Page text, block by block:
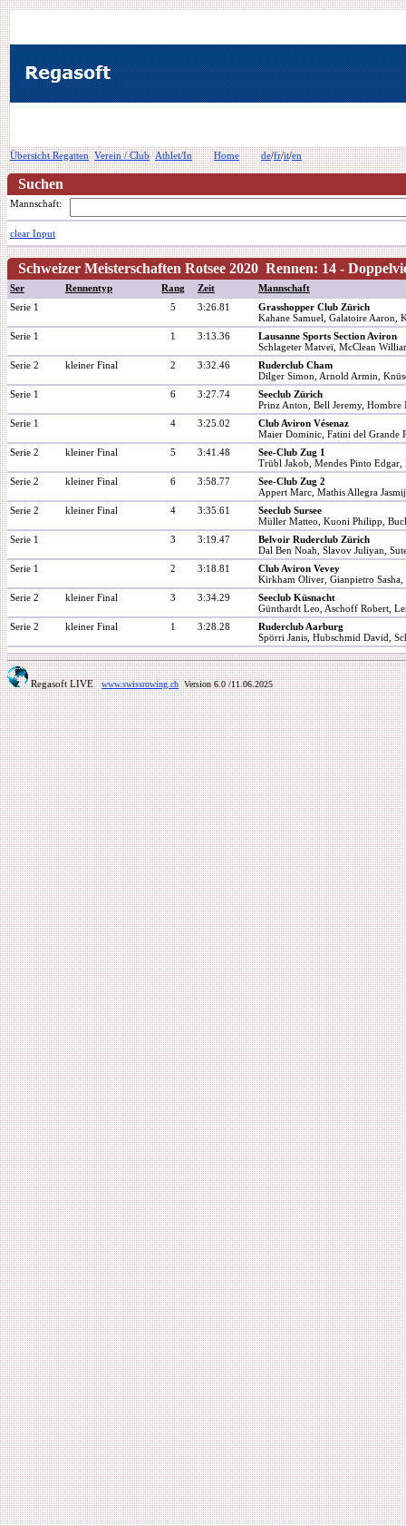
Übersicht Regatten Verein / Club Athlet/In Home de/fr/it/en
Suchen
Mannschaft:
clear Input
Schweizer Meisterschaften Rotsee 2020 Rennen: 14 -
Ser Rennentyp Rang Zeit
Mannschaft
Serie 1
5 3:26.81
Grasshopper Club Zürich
Kahane Samuel, Galatoire
Serie 1
1 3:13.36
Lausanne Sports Section Aviron
Schlageter Matveï, McClean
Serie 2
kleiner Final 2 3:32.46
Ruderclub Cham
Dilger Simon, Arnold Armin,
Serie 1
6 3:27.74
Seeclub Zürich
Prinz Anton, Bell Jeremy,
Serie 1
4 3:25.02
Club Aviron Vésenaz
Maier Dominic, Fatini del Grande
Serie 2
kleiner Final 5 3:41.48
See-Club Zug 1
Trübl Jakob, Mendes Pinto
Serie 2
kleiner Final 6 3:58.77
See-Club Zug 2
Appert Marc, Mathis Allegra
Serie 2
kleiner Final 4 3:35.61
Seeclub Sursee
Müller Matteo, Kuoni Philipp,
Serie 1
3 3:19.47
Belvoir Ruderclub Zürich
Dal Ben Noah, Slavov Juliyan,
Serie 1
2 3:18.81
Club Aviron Vevey
Kirkham Oliver, Gianpietro
Serie 2
kleiner Final 3 3:34.29
Seeclub Küsnacht
Günthardt Leo, Aschoff Robert,
Serie 2
kleiner Final 1 3:28.28
Ruderclub Aarburg
Spörri Janis, Hubschmid David,
Regasoft LIVE www.swissrowing.chVersion 6.0/11.06.2025